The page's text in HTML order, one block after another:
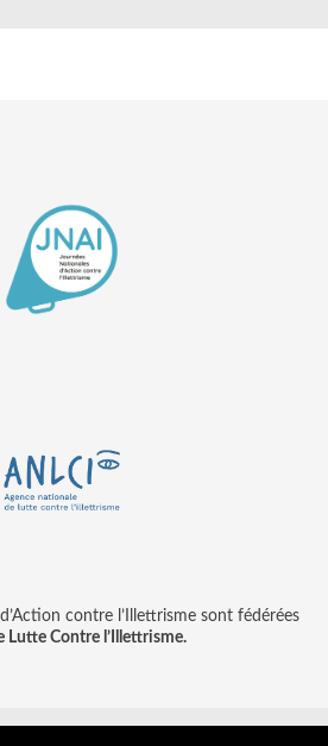
contre l’Illettrisme sont fédérées
Lutte Contre l’Illettrisme.